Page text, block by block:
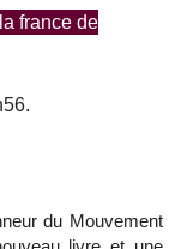
france de
du Mouvement